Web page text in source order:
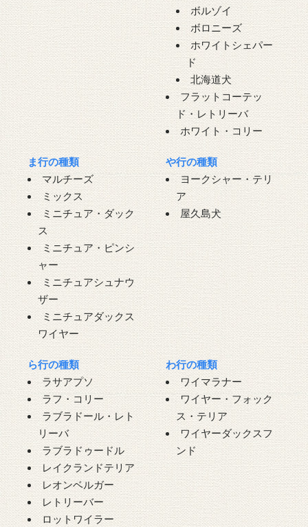
ボルゾイ
ボロニーズ
ホワイトシェパー
ド
北海道犬
フラットコーテッ
ド・レトリーバ
ホワイト・コリー
ま行の種類
マルチーズ
ミックス
ミニチュア・ダック
ス
ミニチュア・ピンシ
ャー
ミニチュアシュナウ
ザー
ミニチュアダックス
ワイヤー
や行の種類
ヨークシャー・テリ
ア
屋久島犬
ら行の種類
ラサアプソ
ラフ・コリー
ラブラドール・レト
リーバ
ラブラドゥードル
レイクランドテリア
レオンベルガー
レトリーバー
ロットワイラー
わ行の種類
ワイマラナー
ワイヤー・フォック
ス・テリア
ワイヤーダックスフ
ンド